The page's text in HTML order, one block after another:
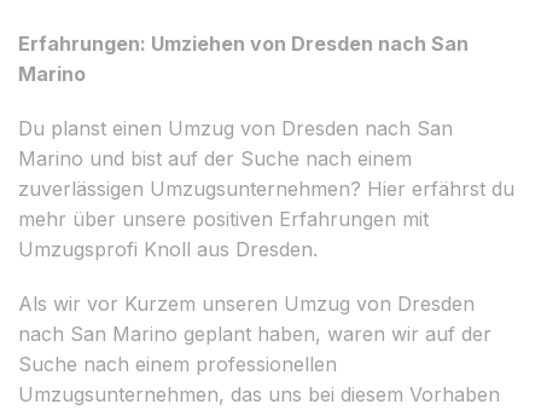
Erfahrungen: Umziehen von Dresden nach San
Marino
Du planst einen Umzug von Dresden nach San
Marino und bist auf der Suche nach einem
zuverlässigen Umzugsunternehmen? Hier erfährst du
mehr über unsere positiven Erfahrungen mit
Umzugsprofi Knoll aus Dresden.
Als wir vor Kurzem unseren Umzug von Dresden
nach San Marino geplant haben, waren wir auf der
Suche nach einem professionellen
Umzugsunternehmen, das uns bei diesem Vorhaben